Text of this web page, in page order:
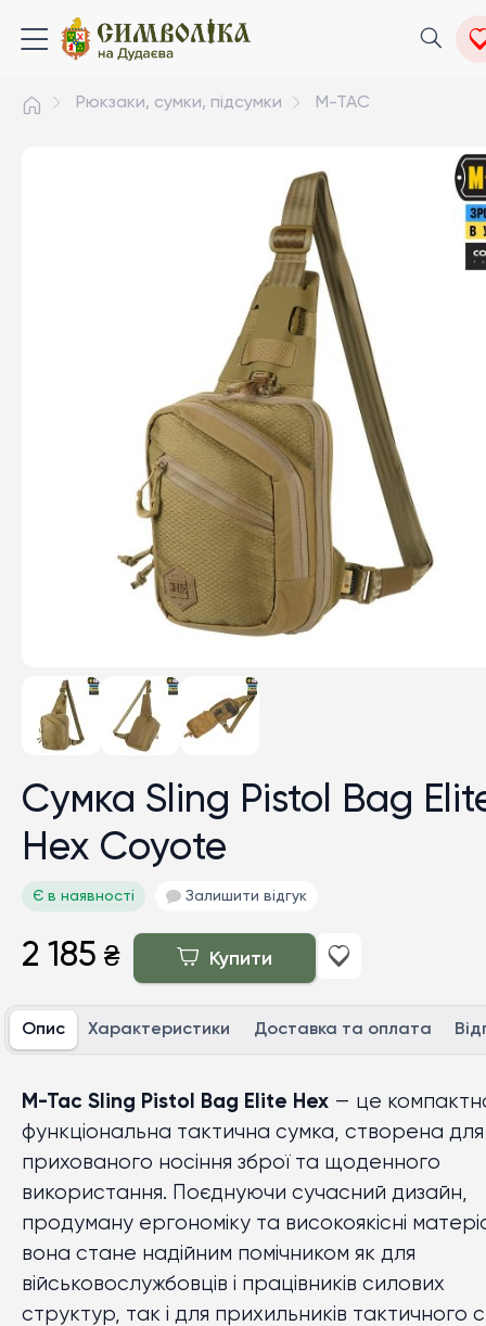
Рюкзаки, сумки, підсумки M-TAC
Сумка Sling Pistol Bag
Hex Coyote
Є в наявності Залишити відгук
2 185 ₴ Купити
Опис Характеристики Доставка та оплата
M-Tac Sling Pistol Bag Elite Hex — це
функціональна тактична сумка, створена для
прихованого носіння зброї та щоденного
використання. Поєднуючи сучасний дизайн,
продуману ергономіку та високоякісні
вона стане надійним помічником як для
військовослужбовців і працівників силових
структур, так і для прихильників тактичного